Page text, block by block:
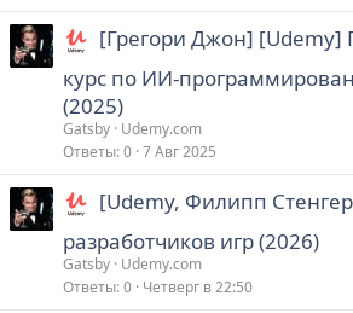
[Грегори Джон]
курс по ИИ-
(2025)
Gatsby Udemy.com
Ответы 0 7 Авг 2025
[Udemy, Филипп
разработчиков игр (2026)
Gatsby Udemy.com
Ответы 0 Четверг в 22:50